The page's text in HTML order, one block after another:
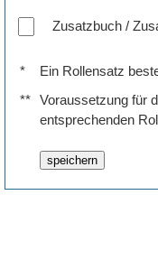
Zusatzbuch /
*
Ein Rollensatz
**
Voraussetzung für
entsprechenden